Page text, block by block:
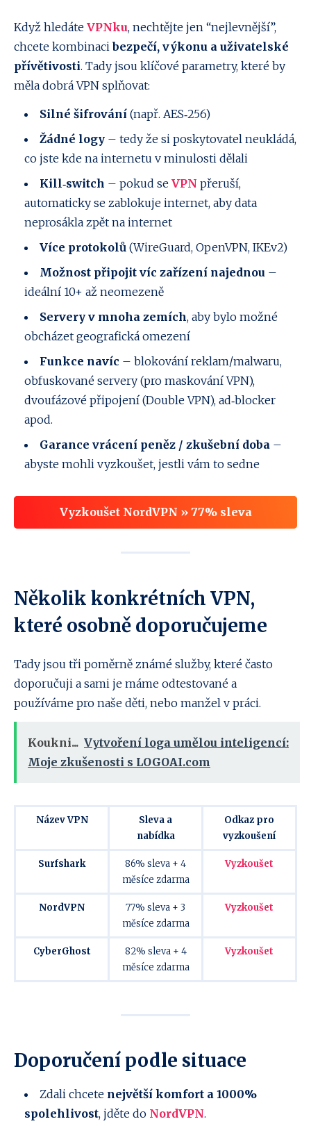
Když hledáte VPNku, nechtějte jen “nejlevnější”,
chcete kombinacibezpečí, výkonu a uživatelské
přívětivosti. Tady jsou klíčové parametry, které by
měla dobrá VPN splňovat:
Silné šifrování (např. AES‑256)
Žádné logy – tedy že si poskytovatel neukládá,
co jste kde na internetu v minulosti dělali
Kill‑switch – pokud se VPN přeruší,
automaticky se zablokuje internet, aby data
neprosákla zpět na internet
Více protokolů (WireGuard, OpenVPN, IKEv2)
Možnost připojit víc zařízení najednou –
ideální 10+ až neomezeně
Servery v mnoha zemích, aby bylo možné
obcházet geografická omezení
Funkce navíc – blokování reklam/malwaru,
obfuskované servery (pro maskování VPN),
dvoufázové připojení (Double VPN), ad‑blocker
apod.
Garance vrácení peněz / zkušební doba –
abyste mohli vyzkoušet, jestli vám to sedne
Vyzkoušet NordVPN » 77% sleva
Několik konkrétních VPN,
které osobně doporučujeme
Tady jsou tři poměrně známé služby, které často
doporučuji a sami je máme odtestované a
používáme pro naše děti, nebo manžel v práci.
Koukni... Vytvoření loga umělou inteligencí:
Moje zkušenosti s LOGOAI.com
Název VPN
Sleva a
nabídka
Odkaz pro
vyzkoušení
Surfshark
86% sleva + 4
měsíce zdarma
Vyzkoušet
NordVPN
77% sleva + 3
měsíce zdarma
Vyzkoušet
CyberGhost
82% sleva + 4
měsíce zdarma
Vyzkoušet
Doporučení podle situace
Zdali chcete největší komfort a 1000%
spolehlivost, jděte do NordVPN.